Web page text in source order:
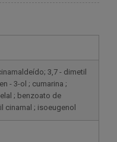
3,7 - dimetil
- 3-ol ; cumarina ;
; benzoato de
cinamal ; isoeugenol